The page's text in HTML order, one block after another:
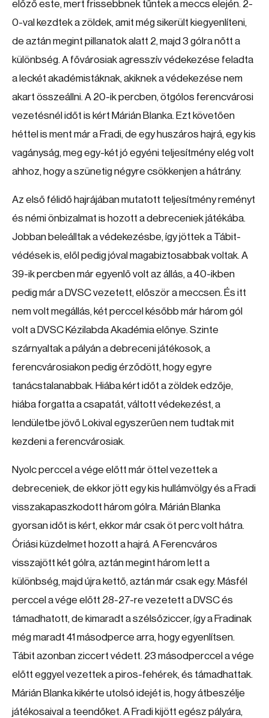
előző este, mert frissebbnek tűntek a meccs elején. 2-
0-val kezdtek a zöldek, amit még sikerült kiegyenlíteni,
de aztán megint pillanatok alatt 2, majd 3 gólra nőtt a
különbség. A fővárosiak agresszív védekezése feladta
a leckét akadémistáknak, akiknek a védekezése nem
akart összeállni. A 20-ik percben, ötgólos ferencvárosi
vezetésnél időt is kért Márián Blanka. Ezt követően
héttel is ment már a Fradi, de egy huszáros hajrá, egy kis
vagányság, meg egy-két jó egyéni teljesítmény elég volt
ahhoz, hogy a szünetig négyre csökkenjen a hátrány.
Az első félidő hajrájában mutatott teljesítmény reményt
és némi önbizalmat is hozott a debreceniek játékába.
Jobban beleálltak a védekezésbe, így jöttek a Tábit-
védések is, elől pedig jóval magabiztosabbak voltak. A
39-ik percben már egyenlő volt az állás, a 40-ikben
pedig már a DVSC vezetett, először a meccsen. És itt
nem volt megállás, két perccel később már három gól
volt a DVSC Kézilabda Akadémia előnye. Szinte
szárnyaltak a pályán a debreceni játékosok, a
ferencvárosiakon pedig érződött, hogy egyre
tanácstalanabbak. Hiába kért időt a zöldek edzője,
hiába forgatta a csapatát, váltott védekezést, a
lendületbe jövő Lokival egyszerűen nem tudtak mit
kezdeni a ferencvárosiak.
Nyolc perccel a vége előtt már öttel vezettek a
debreceniek, de ekkor jött egy kis hullámvölgy és a Fradi
visszakapaszkodott három gólra. Márián Blanka
gyorsan időt is kért, ekkor már csak öt perc volt hátra.
Óriási küzdelmet hozott a hajrá. A Ferencváros
visszajött két gólra, aztán megint három lett a
különbség, majd újra kettő, aztán már csak egy. Másfél
perccel a vége előtt 28-27-re vezetett a DVSC és
támadhatott, de kimaradt a szélsőziccer, így a Fradinak
még maradt 41 másodperce arra, hogy egyenlítsen.
Tábit azonban ziccert védett. 23 másodperccel a vége
előtt eggyel vezettek a piros-fehérek, és támadhattak.
Márián Blanka kikérte utolsó idejét is, hogy átbeszélje
játékosaival a teendőket. A Fradi kijött egész pályára,